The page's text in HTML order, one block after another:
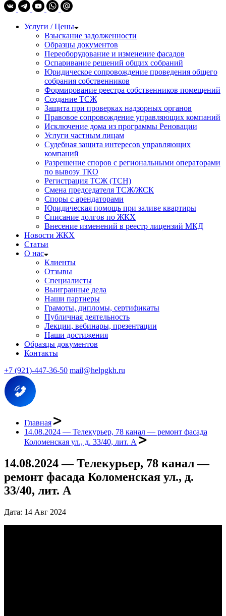
Услуги / Цены
Взыскание задолженности
Образцы документов
Переоборудование и изменение фасадов
Оспаривание решений общих собраний
Юридическое сопровождение проведения общего
собрания собственников
Формирование реестра собственников помещений
Создание ТСЖ
Защита при проверках надзорных органов
Правовое сопровождение управляющих компаний
Исключение дома из программы Реновации
Услуги частным лицам
Судебная защита интересов управляющих
компаний
Разрешение споров с региональными операторами
по вывозу ТКО
Регистрация ТСЖ (ТСН)
Смена председателя ТСЖ/ЖСК
Споры с арендаторами
Юридическая помощь при заливе квартиры
Списание долгов по ЖКХ
Внесение изменений в реестр лицензий МКД
Новости ЖКХ
Статьи
О нас
Клиенты
Отзывы
Специалисты
Выигранные дела
Наши партнеры
Грамоты, дипломы, сертификаты
Публичная деятельность
Лекции, вебинары, презентации
Наши достижения
Образцы документов
Контакты
+7 (921)-447-36-50 mail@helpgkh.ru
Главная
14.08.2024 — Телекурьер, 78 канал — ремонт фасада
Коломенская ул., д. 33/40, лит. А
14.08.2024 — Телекурьер, 78 канал —
ремонт фасада Коломенская ул., д.
33/40, лит. А
Дата: 14 Авг 2024